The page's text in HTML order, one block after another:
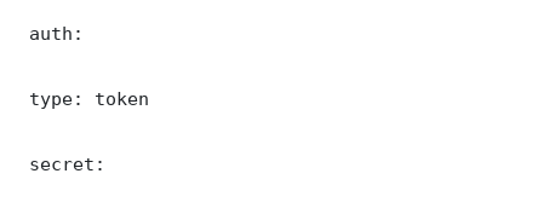
auth:
type: token
secret: